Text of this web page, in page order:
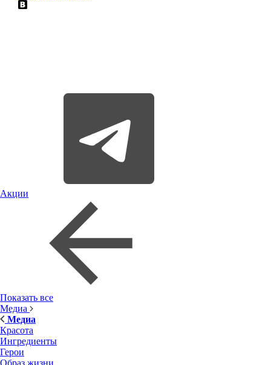
Акции
Показать все
Медиа
Медиа
Красота
Ингредиенты
Герои
Образ жизни